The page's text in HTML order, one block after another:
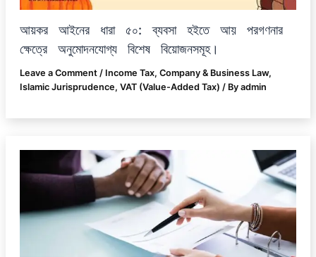
আয়কর আইনের ধারা ৫০: ব্যবসা হইতে আয় পরগণনার
ক্ষেত্রে অনুমোদনযোগ্য বিশেষ বিয়োজনসমূহ।
Leave a Comment / Income Tax, Company & Business Law,
Islamic Jurisprudence, VAT (Value-Added Tax) / By admin